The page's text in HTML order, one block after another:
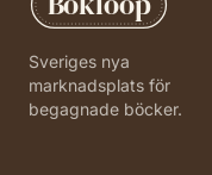
Sveriges nya
marknadsplats för
begagnade böcker.